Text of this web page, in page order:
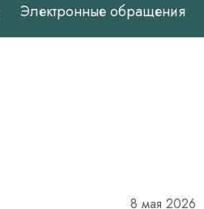
Электронные обращения
8 мая 2026